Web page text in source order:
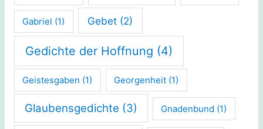
Gabriel (1) Gebet (2)
Gedichte der Hoffnung (4)
Geistesgaben (1) Georgenheit (1)
Glaubensgedichte (3) Gnadenbund (1)